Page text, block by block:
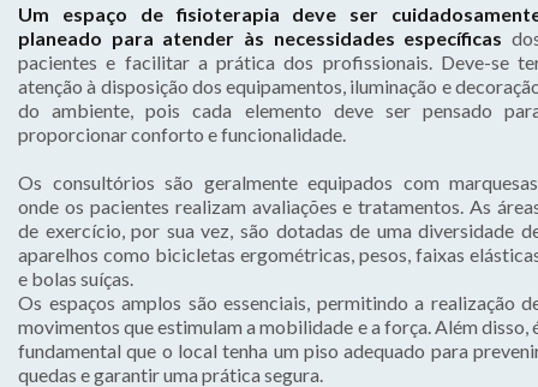
Um espaço de fisioterapia deve ser
planeado para atender às necessidades específicas
pacientes e facilitar a prática dos profissionais. Deve-se
atenção à disposição dos equipamentos, iluminação e
do ambiente, pois cada elemento deve ser pensado
proporcionar conforto e funcionalidade.
Os consultórios são geralmente equipados com
onde os pacientes realizam avaliações e tratamentos. As
de exercício, por sua vez, são dotadas de uma diversidade
aparelhos como bicicletas ergométricas, pesos, faixas
e bolas suíças.
Os espaços amplos são essenciais, permitindo a realização
movimentos que estimulam a mobilidade e a força. Além disso,
fundamental que o local tenha um piso adequado para
quedas e garantir uma prática segura.